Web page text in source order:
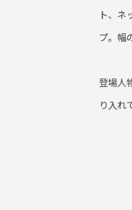
ト、ネ
プ。幅
登場人
り入れ